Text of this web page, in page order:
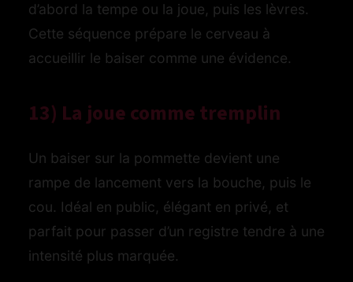
d’abord la tempe ou la joue, puis les lèvres.
Cette séquence prépare le cerveau à
accueillir le baiser comme une évidence.
13) La joue comme tremplin
Un baiser sur la pommette devient une
rampe de lancement vers la bouche, puis le
cou. Idéal en public, élégant en privé, et
parfait pour passer d’un registre tendre à une
intensité plus marquée.